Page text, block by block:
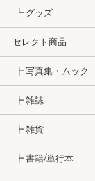
┗ グッズ
セレクト商品
┣ 写真集・ムック
┣ 雑誌
┣ 雑貨
┣ 書籍/単行本